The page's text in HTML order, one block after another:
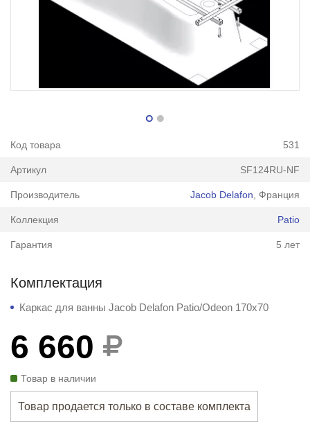
Код товара 531
Артикул SF124RU-NF
Производитель Jacob Delafon , Франция
Коллекция Patio
Гарантия 5 лет
Комплектация
Каркас для ванны Jacob Delafon Patio/Odeon 170x70
6 660
Товар в наличии
Товар продается только в составе комплекта